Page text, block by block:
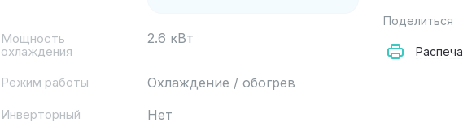
Мощность
охлаждения
2.6 кВт
Режим работы Охлаждение / обогрев
Инверторный Нет
Поделиться